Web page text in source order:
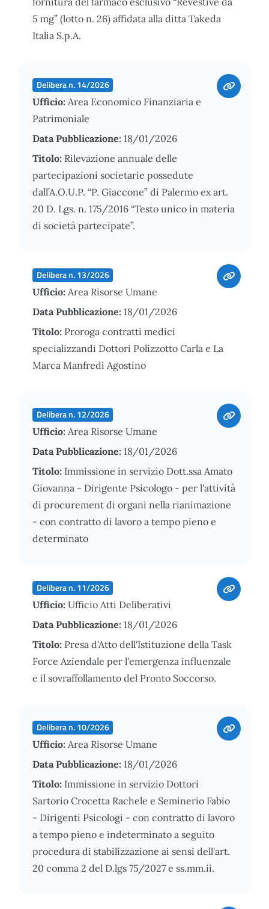
5 mg” (lotto n. 26) affidata alla ditta Takeda
Italia S.p.A.
Delibera n. 14/2026
Ufficio: Area Economico Finanziaria e
Patrimoniale
Data Pubblicazione: 18/01/2026
Titolo: Rilevazione annuale delle
partecipazioni societarie possedute
dall’A.O.U.P. “P. Giaccone” di Palermo ex art.
20 D. Lgs. n. 175/2016 “Testo unico in materia
di società partecipate”.
Delibera n. 13/2026
Ufficio: Area Risorse Umane
Data Pubblicazione: 18/01/2026
Titolo: Proroga contratti medici
specializzandi Dottori Polizzotto Carla e La
Marca Manfredi Agostino
Delibera n. 12/2026
Ufficio: Area Risorse Umane
Data Pubblicazione: 18/01/2026
Titolo: Immissione in servizio Dott.ssa Amato
Giovanna - Dirigente Psicologo - per l'attività
di procurement di organi nella rianimazione
- con contratto di lavoro a tempo pieno e
determinato
Delibera n. 11/2026
Ufficio: Ufficio Atti Deliberativi
Data Pubblicazione: 18/01/2026
Titolo: Presa d'Atto dell'Istituzione della Task
Force Aziendale per l'emergenza influenzale
e il sovraffollamento del Pronto Soccorso.
Delibera n. 10/2026
Ufficio: Area Risorse Umane
Data Pubblicazione: 18/01/2026
Titolo: Immissione in servizio Dottori
Sartorio Crocetta Rachele e Seminerio Fabio
- Dirigenti Psicologi - con contratto di lavoro
a tempo pieno e indeterminato a seguito
procedura di stabilizzazione ai sensi dell'art.
20 comma 2 del D.lgs 75/2027 e ss.mm.ii.